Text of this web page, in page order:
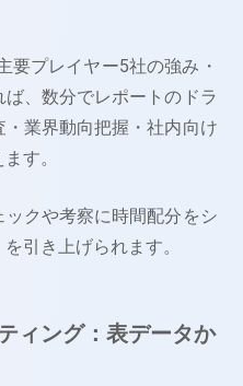
要プレイヤー5社の強み・
、数分でレポートのドラ
業界動向把握・社内向け
す。
クや考察に時間配分をシ
引き上げられます。
ィング：表データか